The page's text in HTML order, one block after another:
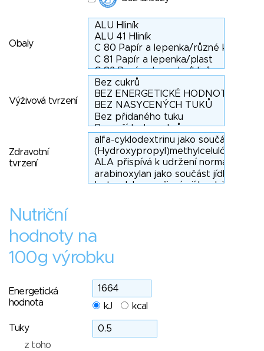
Obaly
Výživová tvrzení
Zdravotní
tvrzení
Nutriční
hodnoty na
100g výrobku
Energetická
hodnota
kJ kcal
Tuky
z toho